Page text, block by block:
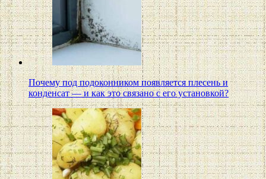
Почему под подоконником появляется плесень и
конденсат — и как это связано с его установкой?